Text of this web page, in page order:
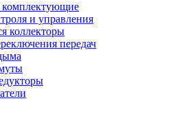
комплектующие
и управления
коллекторы
передач